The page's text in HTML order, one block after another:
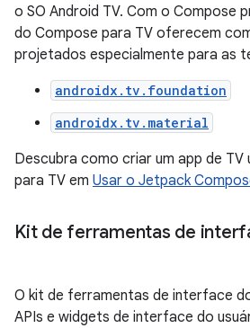
o SO Android TV. Com o Compose
do Compose para TV oferecem
projetados especialmente para as
androidx.tv.foundation
androidx.tv.material
Descubra como criar um app de TV
para TV em Usar o Jetpack
Kit de ferramentas de
O kit de ferramentas de interface
APIs e widgets de interface do